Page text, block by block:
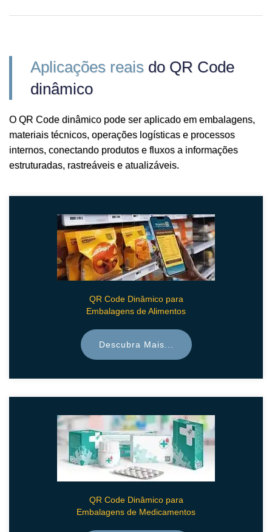
Aplicações reais do QR Code
dinâmico
O QR Code dinâmico pode ser aplicado em embalagens,
materiais técnicos, operações logísticas e processos
internos, conectando produtos e fluxos a informações
estruturadas, rastreáveis e atualizáveis.
QR Code Dinâmico para
Embalagens de Alimentos
Descubra Mais...
QR Code Dinâmico para
Embalagens de Medicamentos